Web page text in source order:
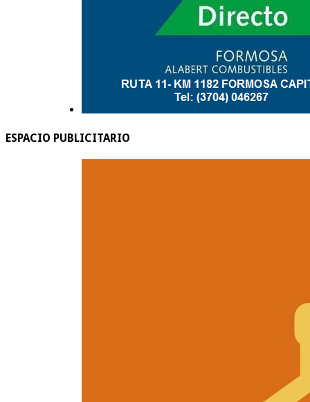
ESPACIO PUBLICITARIO